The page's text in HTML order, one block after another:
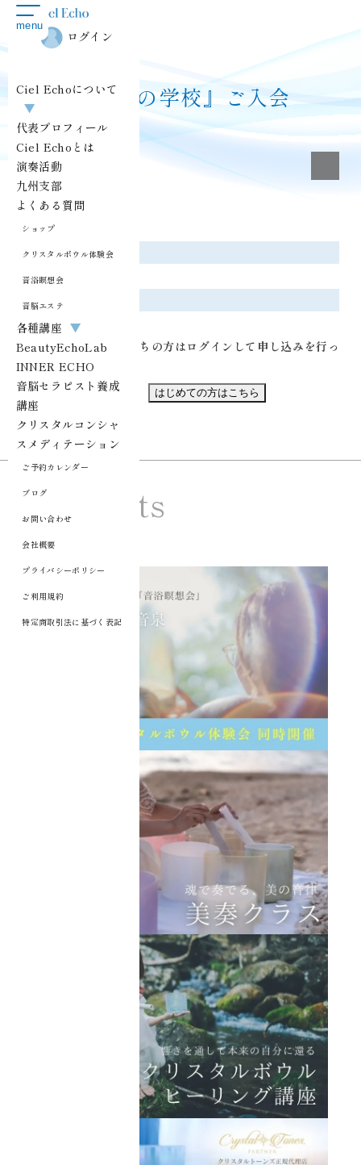
toggle
navigation
menu
ログイン
Ciel Echoについて
▼
代表プロフィール
Ciel Echoとは
演奏活動
九州支部
よくある質問
ショップ
クリスタルボウル体験会
音浴瞑想会
音脳エステ
各種講座 ▼
BeautyEchoLab
INNER ECHO
音脳セラピスト養成
講座
クリスタルコンシャ
スメディテーション
ご予約カレンダー
ブログ
お問い合わせ
会社概要
プライバシーポリシー
ご利用規約
特定商取引法に基づく表記
『響きの学校』ご入会
名称
『響きの学校』ご入会
料金
22,000円（税込）
既にアカウントをお持ちの方はログインして申し込みを行っ
てください。
ログインして申し込む はじめての方はこちら
Contents
Ciel Echo コンテンツ